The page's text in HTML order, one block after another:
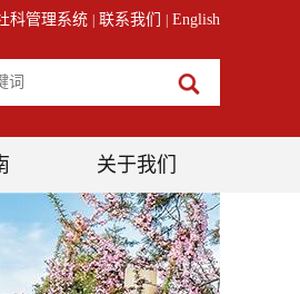
科管理系统 联系我们 English
关于我们